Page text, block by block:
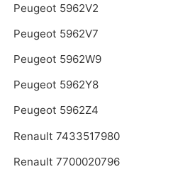
Peugeot 5962V2
Peugeot 5962V7
Peugeot 5962W9
Peugeot 5962Y8
Peugeot 5962Z4
Renault 7433517980
Renault 7700020796